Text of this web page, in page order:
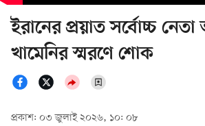
ইরানের প্রয়াত সর্বোচ্চ
খামেনির স্মরণে শোক
প্রকাশ: ০৩ জুলাই ২০২৬, ১০: ০৮